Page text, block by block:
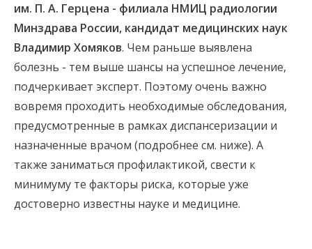
им. П. А. Герцена - филиала НМИЦ радиологии
Минздрава России, кандидат медицинских наук
Владимир Хомяков. Чем раньше выявлена
болезнь - тем выше шансы на успешное лечение,
подчеркивает эксперт. Поэтому очень важно
вовремя проходить необходимые обследования,
предусмотренные в рамках диспансеризации и
назначенные врачом (подробнее см. ниже). А
также заниматься профилактикой, свести к
минимуму те факторы риска, которые уже
достоверно известны науке и медицине.